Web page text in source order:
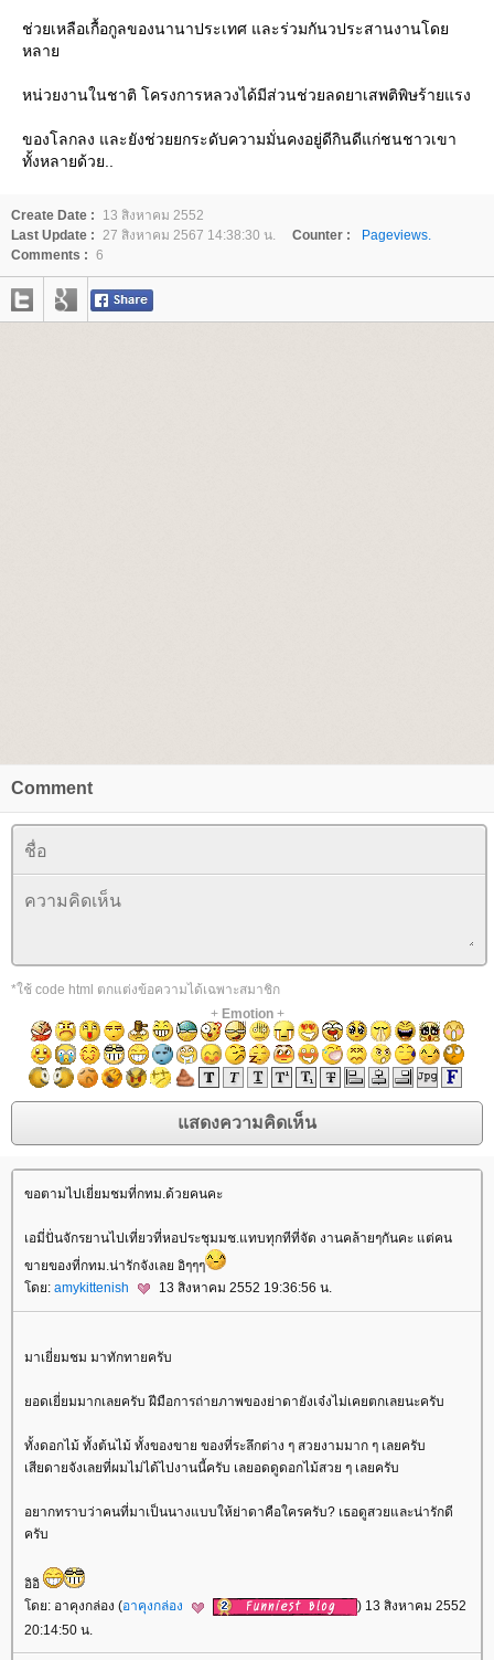
ช่วยเหลือเกื้อกูลของนานาประเทศ และร่วมกันวประสานงานโด
หลา
หน่วยงานในชาติ โครงการหลวงได้มีส่วนช่วยลดยาเสพติพิษร้ายแรง
ของโลกลง และยังช่วยยกระดับความมั่นคงอยู่ดีกินดีแก่ชนชาวเขา
ทั้งหลายด้วย..
Create Date :
13 สิงหาคม 2552
Last Update : 27 สิงหาคม 2567 14:38:30 น. Counter :
Pageviews.
Comments : 6
Comment
*ใช้ code html ตกแต่งข้อความได้เฉพาะสมาชิก
+ Emotion+
ขอตามไปเยี่ยมชมที่กทม.ด้วยคนคะ
เอมี่ปั่นจักรยานไปเที่ยวที่หอประชุมมช.แทบทุกทีที่จัด งานคล้ายๆกันคะ แต่คน
ขายของที่กทม.น่ารักจังเลย อิๆๆๆ
ดย: amykittenish 13 สิงหาคม 2552 19:36:56 น.
มาเยี่ยมชม มาทักทายครับ
อดเยี่ยมมากเลยครับ ฝีมือการถ่ายภาพของย่าดายังเจ๋งไม่เคยตกเลยนะครับ
ทั้งดอกไม้ ทั้งต้นไม้ ทั้งของขาย ของที่ระลึกต่าง ๆ สวยงามมาก ๆ เลยครับ
เสียดายจังเลยที่ผมไม่ได้ไปงานนี้ครับ เลยอดดูดอกไม้สวย ๆ เลยครับ
อยากทราบว่าคนที่มาเป็นนางแบบให้ย่าดาคือใครครับ? เธอดูสวยและน่ารักดี
ครับ
อิอิ
ดย: อาคุงกล่อง (อาคุงกล่อง
) 13 สิงหาคม 2552
20:14:50 น.